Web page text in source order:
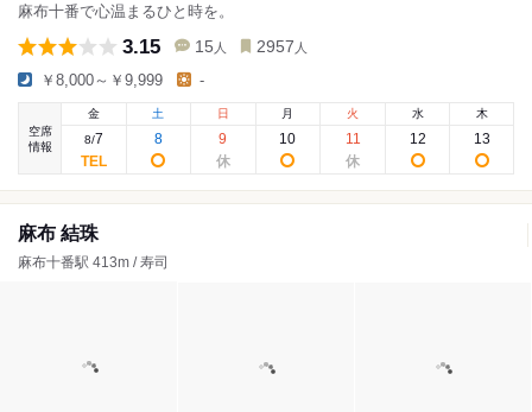
麻布十番で心温まるひと時を。
3.15 15 人 2957 人
￥8,000～￥9,999 -
空席
情報
金
8/7
土
8
日
9
月
10
火
11
水
12
木
13
麻布 結珠
麻布十番駅 413m / 寿司